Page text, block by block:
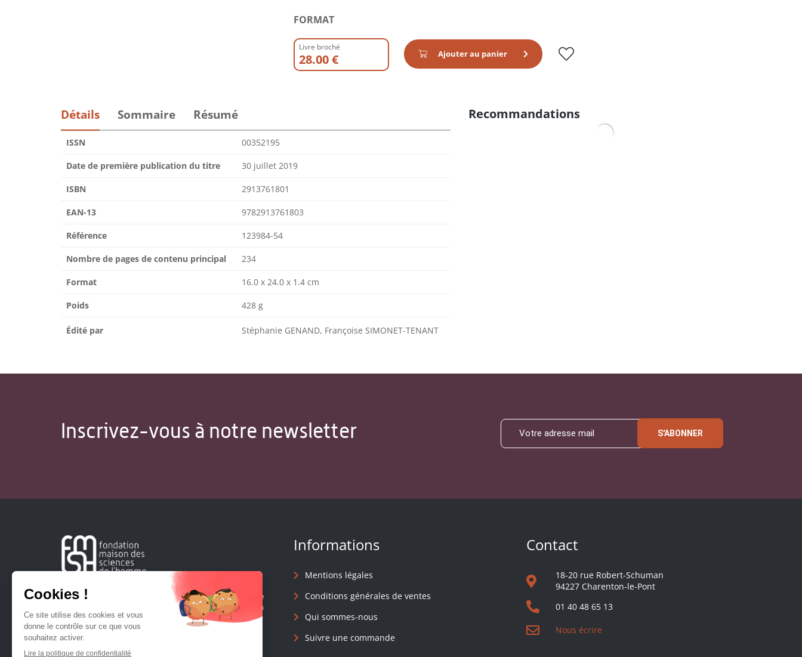
FORMAT
Livre broché
28.00 € Ajouter au panier
Détails Sommaire Résumé
ISSN 00352195
Date de première publication du titre 30 juillet 2019
ISBN 2913761801
EAN-13 9782913761803
Référence 123984-54
Nombre de pages de contenu principal 234
Format 16.0 x 24.0 x 1.4 cm
Poids 428 g
Édité par Stéphanie GENAND, Françoise SIMONET-TENANT
Recommandations
Inscrivez-vous à notre newsletter S'ABONNER
Créée en 1963, la Fondation Maison Sciences de l'Homme
soutient la recherche et la diffusion des connaissances en
sciences humaines et sociales.
Informations
Mentions légales
Conditions générales de ventes
Qui sommes-nous
Suivre une commande
Contact
18-20 rue Robert-Schuman
94227 Charenton-le-Pont
01 40 48 65 13
Nous écrire